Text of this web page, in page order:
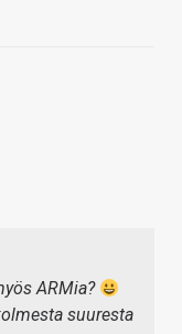
ARMia?
suuresta